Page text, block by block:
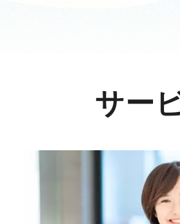
サー